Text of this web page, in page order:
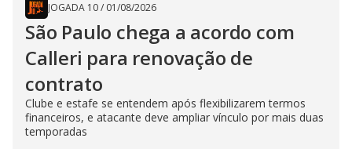
JOGADA 10/ 01/08/2026
São Paulo chega a acordo com
Calleri para renovação de
contrato
Clube e estafe se entendem após flexibilizarem termos
financeiros, e atacante deve ampliar vínculo por mais duas
temporadas